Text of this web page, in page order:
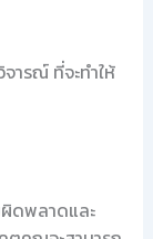
ารณ์ ที่จะทำให้
ดพลาดและ